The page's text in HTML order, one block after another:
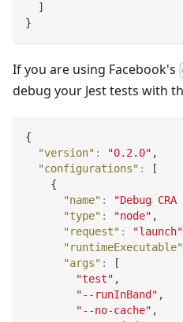
]
}
If you are using Facebook's
debug your Jest tests with
{
"version" : "0.2.0" ,
"configurations" :
[
{
"name" : "Debug
"type" : "node" ,
"request" : "launch"
"runtimeExecutable"
"args" :
[
"test" ,
"--runInBand" ,
"--no-cache" ,